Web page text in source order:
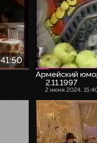
41:50
Армейский
2.11.1997
2 июня 2024,